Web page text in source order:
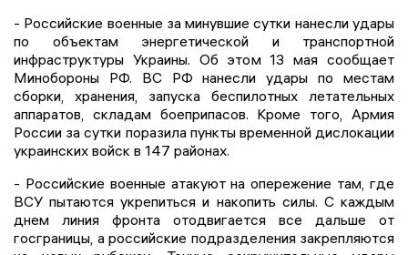
- Российские военные за минувшие сутки нанесли удары
по объектам энергетической и транспортной
инфраструктуры Украины. Об этом 13 мая сообщает
Минобороны РФ. ВС РФ нанесли удары по местам
сборки, хранения, запуска беспилотных летательных
аппаратов, складам боеприпасов. Кроме того, Армия
России за сутки поразила пункты временной дислокации
украинских войск в 147 районах.
- Российские военные атакуют на опережение там, где
ВСУ пытаются укрепиться и накопить силы. С каждым
днем линия фронта отодвигается все дальше от
госграницы, а российские подразделения закрепляются